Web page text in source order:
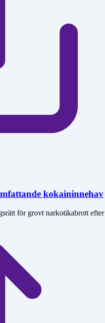
kokaininnehav
för grovt narkotikabrott efter